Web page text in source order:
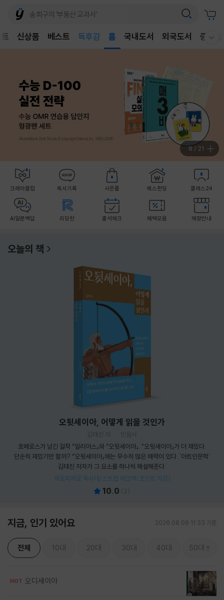
신상품 베스트
어린이
홈 국내도서 외국도서 중고샵
8 / 21
크레마클럽 독서기록 사은품 예스펀딩 클래스24
AI일문백답 리딩런 출석체크 혜택모음 매장안내
오늘의 책
오뒷세이아, 어떻게 읽을 것인가
김태진 저
민음사
호메로스가 남긴 걸작 『일리아스』와 『오뒷세이아』. 『오뒷세이아』가 더 재밌다.
단순히 재밌기만 할까? 『오뒷세이아』에는 무수히 많은 매력이 있다. '아트인문학'
김태진 저자가 그 요소를 하나씩 해설해준다.
제로퍼제로 독서대/스트랩 에코백(포인트 차감)
10.0 ( 2)
지금, 인기 있어요 2026.08.09 11:33 기준
전체 10대 20대 30대 40대 50대
HOT 오디세이아